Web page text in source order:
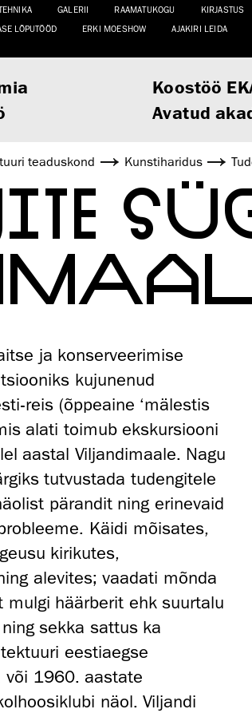
GALERII RAAMATUKOGU
KIRJASTUS
LÕPUTÖÖD ERKI MOESHOW
AJAKIRI LEIDA
Koostöö
Avatud
teaduskond Kunstiharidus
ja konserveerimise
kujunenud
reis (õppeaine ‘mälestis
alati toimub ekskursiooni
aastal Viljandimaale. Nagu
tutvustada tudengitele
pärandit ning erinevaid
Käidi mõisates,
kirikutes,
alevites; vaadati mõnda
mulgi häärberit ehk suurtalu
sekka sattus ka
eestiaegse
või 1960. aastate
näol. Viljandi